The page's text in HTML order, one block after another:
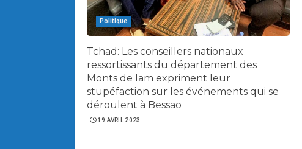
Politique
Tchad: Les conseillers nationaux
ressortissants du département des
Monts de lam expriment leur
stupéfaction sur les événements qui se
déroulent à Bessao
19 AVRIL 2023